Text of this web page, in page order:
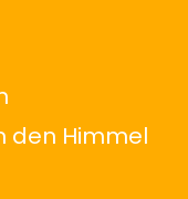
den Himmel